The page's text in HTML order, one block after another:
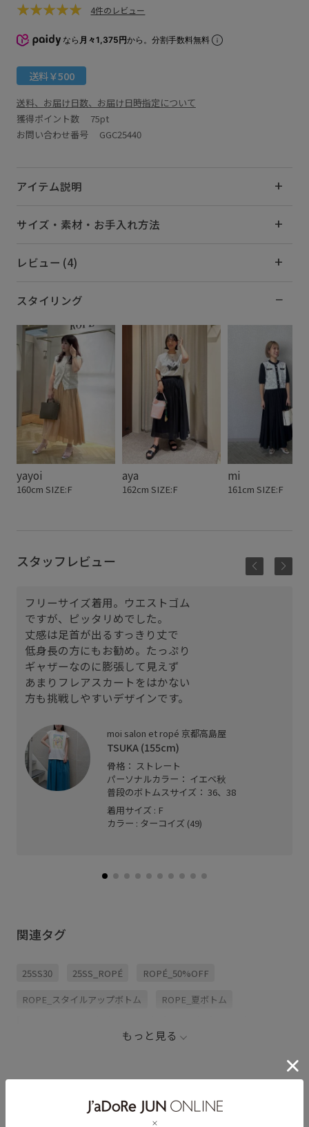
4件のレビュー
なら 月々1,375円から。分割手数料無料
送料￥500
送料、お届け日数、お届け日時指定について
獲得ポイント数 75pt
お問い合わせ番号 GGC25440
アイテム説明
サイズ・素材・お手入れ方法
レビュー (4)
スタイリング
yayoi
160cm SIZE:F
aya
162cm SIZE:F
mi
161cm SIZE:F
スタッフレビュー
フリーサイズ着用。ウエストゴム
ですが、ピッタリめでした。
丈感は足首が出るすっきり丈で
低身長の方にもお勧め。たっぷり
ギャザーなのに膨張して見えず
あまりフレアスカートをはかない
方も挑戦しやすいデザインです。
moi salon et ropé 京都高島屋
TSUKA (155cm)
骨格： ストレート
パーソナルカラー： イエベ秋
普段のボトムスサイズ： 36、38
着用サイズ : F
カラー : ターコイズ (49)
関連タグ
25SS30 25SS_ROPÉ ROPÉ_50%OFF
ROPE_スタイルアップボトム ROPE_夏ボトム
ナチュラル ブラウス リネン ワンピース
清涼感 華やか 落ち感 薄手
もっと見る
おすすめボトム